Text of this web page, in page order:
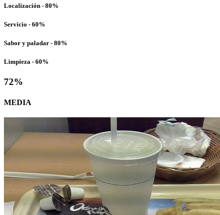
Localización - 80%
Servicio - 60%
Sabor y paladar - 80%
Limpieza - 60%
72%
MEDIA